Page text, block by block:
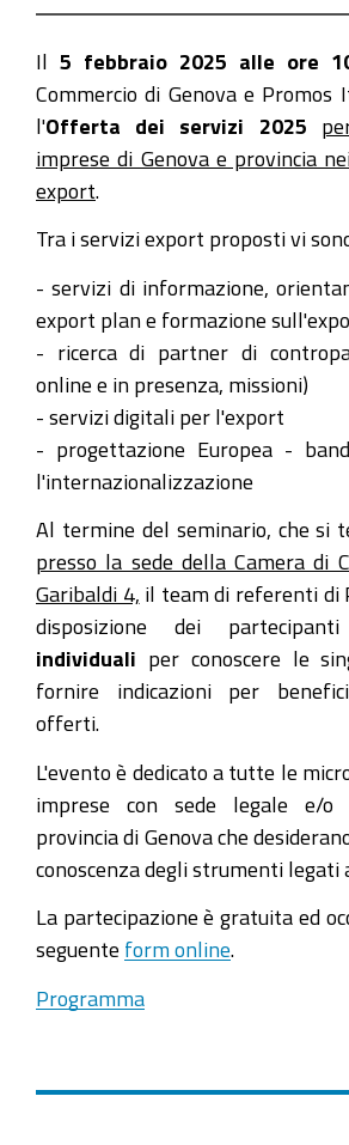
-
2025-
05T10:00:00+01:00
2025-
02-
05T13:00:00+01:00
Camera
di
Commercio
di
Genova
e
Promos
Italia,
Agenzia
Nazionale
del
Camerale
per
l'internazionalizzazione,
presentano
l'Offerta
dei
2025
Il 5 febbraio 2025 alle ore
Commercio di Genova e Promos
l'Offerta dei servizi 2025
imprese di Genova e provincia
export
Tra i servizi export proposti vi
- servizi di informazione,
export plan e formazione
- ricerca di partner di
online e in presenza, missioni)
- servizi digitali per l'export
- progettazione Europea -
l'internazionalizzazione
Al termine del seminario, che si
presso la sede della Camera di
Garibaldi 4, il team di referenti di
disposizione dei
individuali per conoscere le
fornire indicazioni per
offerti.
L'evento è dedicato a tutte le
imprese con sede legale e/o
provincia di Genova che
conoscenza degli strumenti legati
La partecipazione è gratuita ed
seguente form online
Programma